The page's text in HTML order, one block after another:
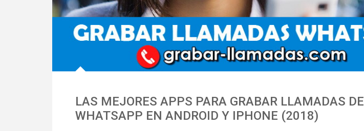
LAS MEJORES APPS PARA GRABAR LLAMADAS DE
WHATSAPP EN ANDROID Y IPHONE (2018)